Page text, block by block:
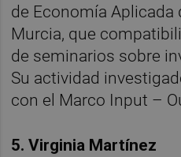
de Economía Aplicada
Murcia, que
de seminarios sobre
Su actividad
con el Marco Input –
5. Virginia Martínez